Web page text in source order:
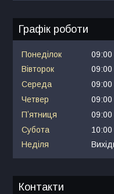
Графік роботи
Понеділок 09:00
Вівторок
09:00
Середа
09:00
Четвер
09:00
Пʼятниця
09:00
Субота
10:00
Неділя
Контакти